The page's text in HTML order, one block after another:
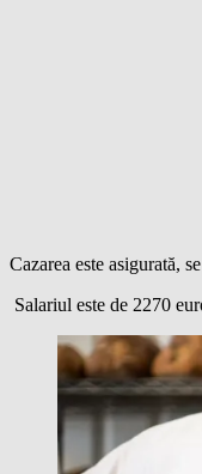
Cazarea este asigurată,
Salariul este de 2270